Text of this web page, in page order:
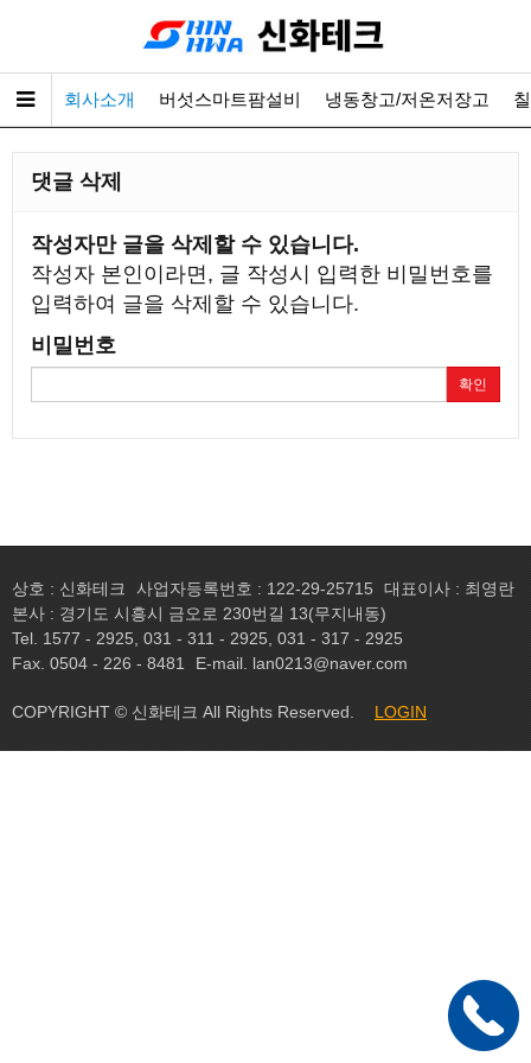
회사소개 버섯스마트팜설비 냉동창고/저온저장고
댓글 삭제
작성자만 글을 삭제할 수 있습니다.
작성자 본인이라면, 글 작성시 입력한 비밀번호를
입력하여 글을 삭제할 수 있습니다.
비밀번호
확인
상호 : 신화테크 사업자등록번호 : 122-29-25715 대표이사 : 최영란
본사 : 경기도 시흥시 금오로 230번길 13(무지내동)
Tel. 1577 - 2925, 031 - 311 - 2925, 031 - 317 - 2925
Fax. 0504 - 226 - 8481
E-mail. lan0213@naver.com
COPYRIGHT © 신화테크 All Rights Reserved. LOGIN